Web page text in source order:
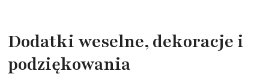
Dodatki weselne, dekoracje i
podziękowania